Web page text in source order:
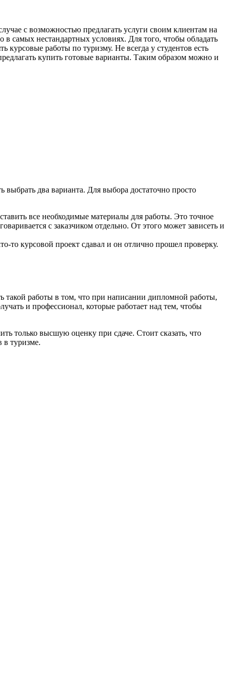
самых нестандартных условиях. Для того, чтобы обладать
работы по туризму. Не всегда у студентов есть
купить готовые варианты. Таким образом можно и
выбрать два варианта. Для выбора достаточно просто
все необходимые материалы для работы. Это точное
с заказчиком отдельно. От этого может зависеть и
то курсовой проект сдавал и он отлично прошел проверку.
такой работы в том, что при написании дипломной работы,
и профессионал, которые работает над тем, чтобы
только высшую оценку при сдаче. Стоит сказать, что
в туризме.